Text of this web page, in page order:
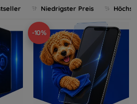
Niedrigster Preis
-10%